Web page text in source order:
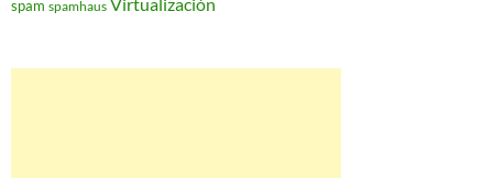
spam spamhaus Virtualización